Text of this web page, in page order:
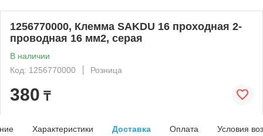
1256770000, Клемма SAKDU 16 проходная 2-
проводная 16 мм2, серая
В наличии
Код: 1256770000
Розница
380 ₸
Характеристики Доставка Оплата Условия